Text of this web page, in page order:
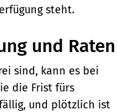
steht.
und Raten
sind, kann es bei
die Frist fürs
und plötzlich ist